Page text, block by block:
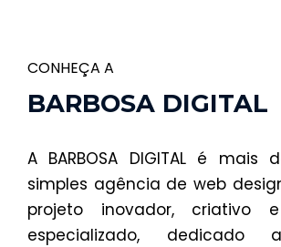
CONHEÇA A
BARBOSA DIGITAL
A BARBOSA DIGITAL é
simples agência de web
projeto inovador, criativo
especializado, dedicado